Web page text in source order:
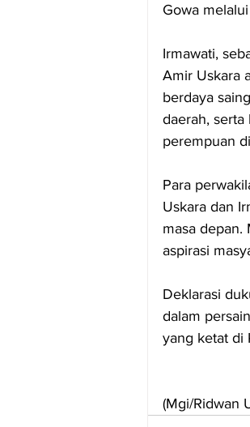
Gowa
Irmawati,
Amir Uskara
berdaya
daerah,
perempuan
Para
Uskara dan
masa depan.
aspirasi
Deklarasi
dalam
yang ketat di
(Mgi/Ridwan